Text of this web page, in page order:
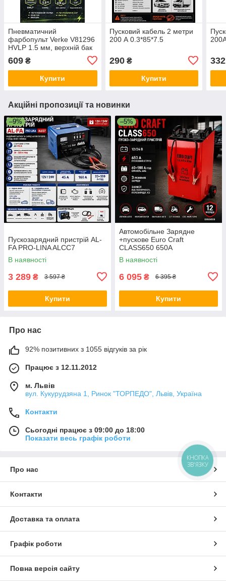
Пневматичний
фарбопульт Verke V81296
HVLP 1.5 мм, верхній бак
609 ₴
Купити
Пусковий кабель 2 метри
200 А 0.3*85*7.5
290₴
Купити
332
Акційні пропозиції та новинки
–9%
Пускозарядний пристрій AL-
FA PRO-LINA ALCC7
В наявності
3 289 ₴ 3 597 ₴
Купити
–5%
Автомобільне Зарядне
+пускове Euro Craft
CLASS650 650A
В наявності
6 095 ₴ 6 395 ₴
Купити
Про нас
92% позитивних з 1055 відгуків за рік
Працює з 12.11.2012
м. Львів
вул. Кукурудзяна 1, Ринок "ТОРПЕДО", Львів, Україна
Контакти
Сьогодні працює з 09:00 до 18:00
Показати весь графік роботи
Про нас
Контакти
Доставка та оплата
Графік роботи
Повна версія сайту
КНОПКА
ЗВ'ЯЗКУ